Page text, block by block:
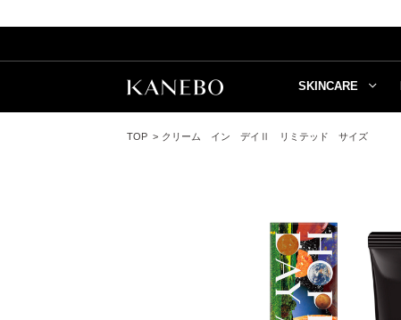
SKINCARE
TOP クリーム イン デイⅡ リミテッド サイズ